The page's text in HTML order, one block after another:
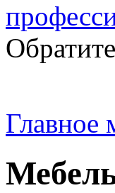
Главное